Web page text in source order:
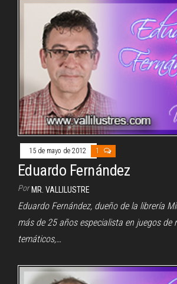
15 de mayo de 2012 1
Eduardo Fernández
Por MR. VALLILUSTRE
Eduardo Fernández, dueño de la librería
más de 25 años especialista en juegos de
temáticos,…